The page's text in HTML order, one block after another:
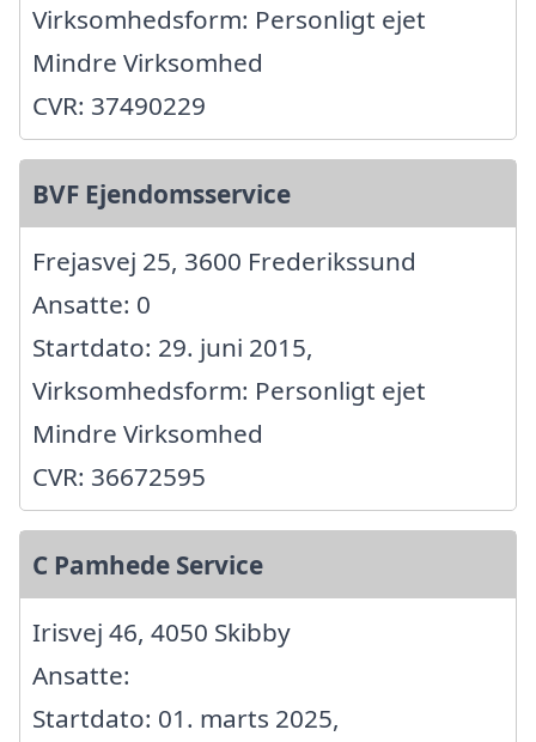
Virksomhedsform: Personligt ejet
Mindre Virksomhed
CVR: 37490229
BVF Ejendomsservice
Frejasvej 25, 3600 Frederikssund
Ansatte: 0
Startdato: 29. juni 2015,
Virksomhedsform: Personligt ejet
Mindre Virksomhed
CVR: 36672595
C Pamhede Service
Irisvej 46, 4050 Skibby
Ansatte:
Startdato: 01. marts 2025,